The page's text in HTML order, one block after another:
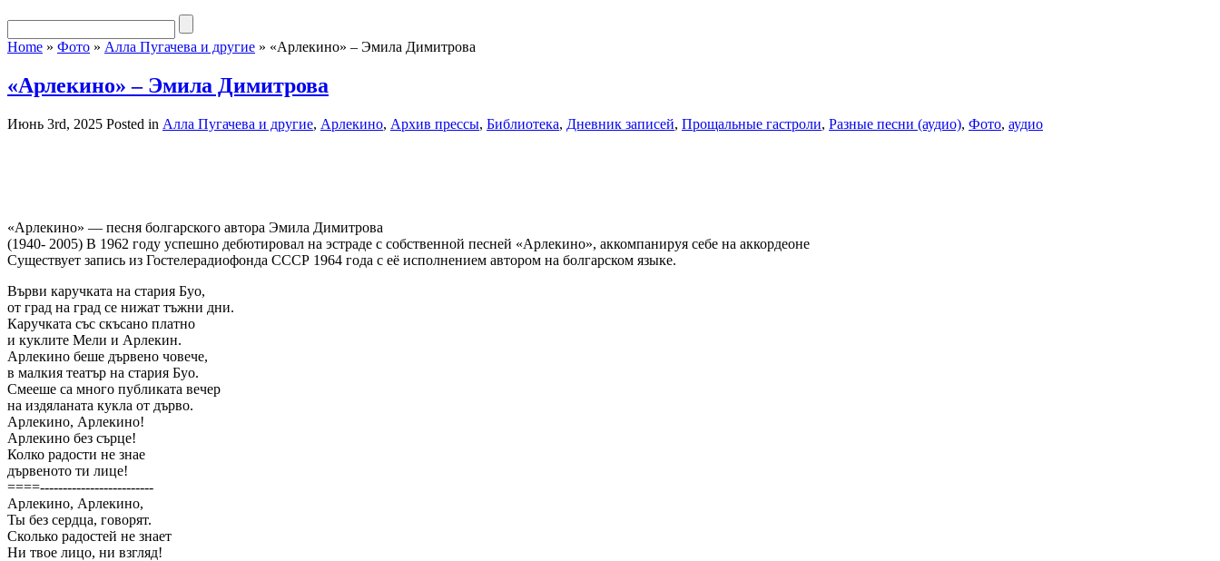
Home » Фото » Алла Пугачева и другие » «Арлекино» – Эмила Димитрова
«Арлекино» – Эмила Димитрова
Июнь 3rd, 2025 Posted in Алла Пугачева и другие, Арлекино, Архив прессы, Библиотека, Дневник записей, Прощальные гастроли, Разные песни (аудио), Фото, аудио
«Арлекино» — песня болгарского автора Эмила Димитрова
(1940- 2005) В 1962 году успешно дебютировал на эстраде с собственной песней «Арлекино», аккомпанируя себе на аккордеоне
Существует запись из Гостелерадиофонда СССР 1964 года с её исполнением автором на болгарском языке.
Върви каручката на стария Буо,
от град на град се нижат тъжни дни.
Каручката със скъсано платно
и куклите Мели и Арлекин.
Арлекино беше дървено човече,
в малкия театър на стария Буо.
Смееше са много публиката вечер
на издяланата кукла от дърво.
Арлекино, Арлекино!
Арлекино без сърце!
Колко радости не знае
дървеното ти лице!
====-------------------------
Арлекино, Арлекино,
Ты без сердца, говорят.
Сколько радостей не знает
Ни твое лицо, ни взгляд!